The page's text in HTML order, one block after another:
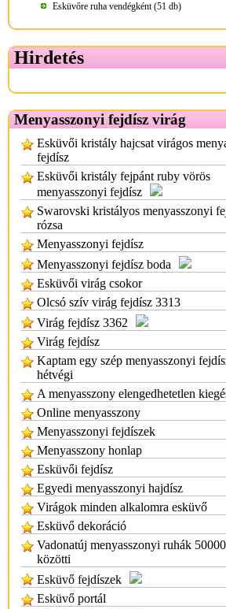
Esküvőre ruha vendégként (51 db)
Hirdetés
Menyasszonyi fejdísz virág
Esküvői kristály hajcsat virágos
fejdísz
Esküvői kristály fejpánt ruby vörös
menyasszonyi fejdísz
Swarovski kristályos menyasszonyi
rózsa
Menyasszonyi fejdísz
Menyasszonyi fejdísz boda
Esküvői virág csokor
Olcsó szív virág fejdísz 3313
Virág fejdísz 3362
Virág fejdísz
Kaptam egy szép menyasszonyi
hétvégi
A menyasszony elengedhetetlen
Online menyasszony
Menyasszonyi fejdíszek
Menyasszony honlap
Esküvői fejdísz
Egyedi menyasszonyi hajdísz
Virágok minden alkalomra esküvő
Esküvő dekoráció
Vadonatúj menyasszonyi ruhák
közötti
Esküvő fejdíszek
Esküvő portál